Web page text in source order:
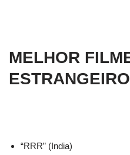
MELHOR
ESTRANGEIRO
“RRR” (India)